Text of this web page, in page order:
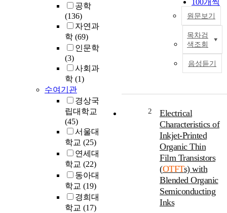
공학
(136)
자연과
학 (69)
인문학
(3)
사회과
학 (1)
수여기관
경상국
립대학교
(45)
서울대
학교 (25)
연세대
학교 (22)
동아대
학교 (19)
경희대
학교 (17)
100개씩
출력
원문보기
목차검
색조회
음성듣기
2
Electrical
Characteristics of
Inkjet-Printed
Organic Thin
Film Transistors
(OTFTs) with
Blended Organic
Semiconducting
Inks